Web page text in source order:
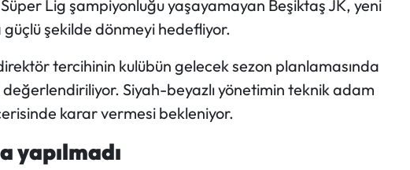
Süper Lig şampiyonluğu yaşayamayan Beşiktaş JK, yeni
güçlü şekilde dönmeyi hedefliyor.
tercihinin kulübün gelecek sezon planlamasında
Siyah-beyazlı yönetimin teknik adam
karar vermesi bekleniyor.
yapılmadı